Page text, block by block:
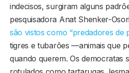
indecisos, surgiram alguns
pesquisadora Anat Shenker-
são vistos como “predadores de
tigres e tubarões —animais que
quando querem. Os democratas